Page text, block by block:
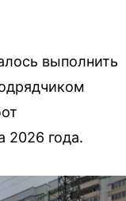
выполнить
2026 года.